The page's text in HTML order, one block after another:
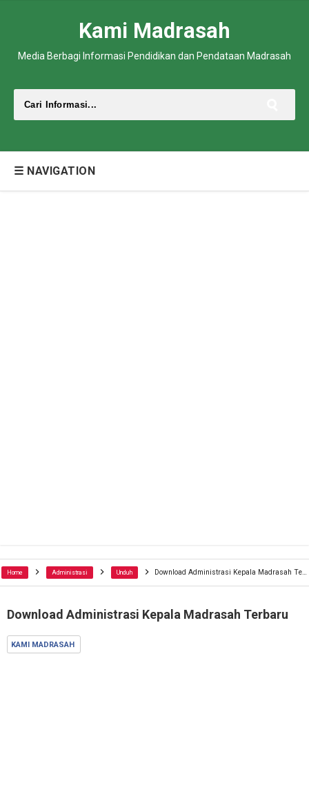
Kami Madrasah
Media Berbagi Informasi Pendidikan dan Pendataan Madrasah
☰ NAVIGATION
Home Administrasi Unduh Download Administrasi Kepala Madrasah Terbaru
Download Administrasi Kepala Madrasah Terbaru
KAMI MADRASAH